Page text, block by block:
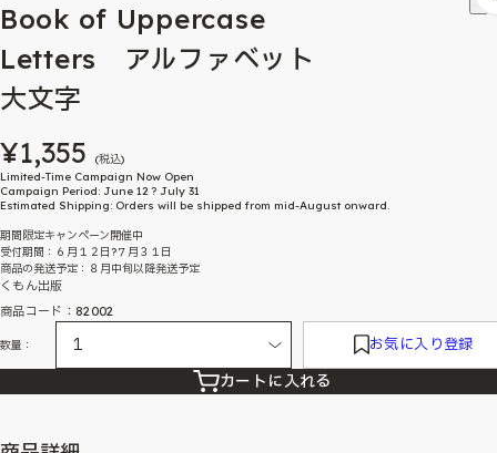
Book of Uppercase
Letters アルファベット
大文字
¥1,355
(税込)
Limited-Time Campaign Now Open
Campaign Period: June 12 ? July 31
Estimated Shipping: Orders will be shipped from mid-August onward.
期間限定キャンペーン開催中
受付期間：６月１２日?７月３１日
商品の発送予定：８月中旬以降発送予定
くもん出版
商品コード：82002
数量： お気に入り登録
カートに入れる